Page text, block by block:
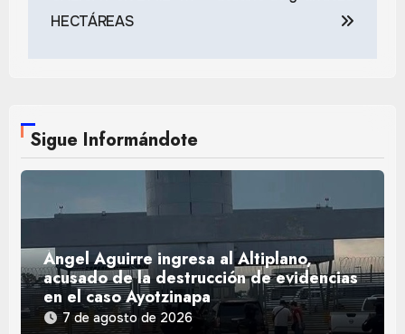
HECTÁREAS
Sigue Informándote
Ángel Aguirre ingresa al Altiplano,
acusado de la destrucción de evidencias
en el caso Ayotzinapa
7 de agosto de 2026